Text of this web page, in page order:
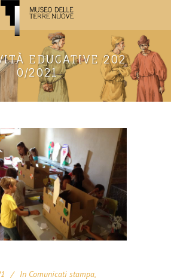
EDUCATIVE 202
0/2021
In Comunicati stampa,